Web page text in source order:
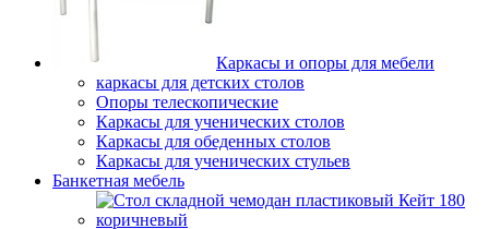
Каркасы и опоры для мебели
каркасы для детских столов
Опоры телескопические
Каркасы для ученических столов
Каркасы для обеденных столов
Каркасы для ученических стульев
Банкетная мебель